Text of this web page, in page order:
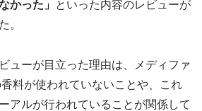
かった」
といった内容のレビューが
。
ューが目立った理由は、メディファ
料が使われていないことや、これ
アルが行われていることが関係して